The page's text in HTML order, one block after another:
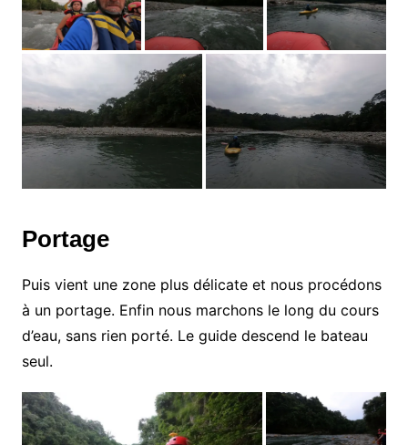
Portage
Puis vient une zone plus délicate et nous procédons
à un portage. Enfin nous marchons le long du cours
d’eau, sans rien porté. Le guide descend le bateau
seul.